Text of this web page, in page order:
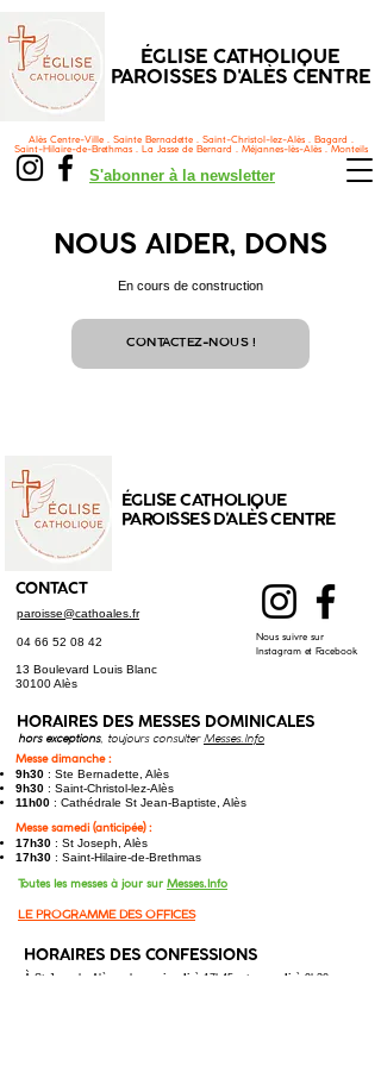
ÉGLISE CATHOLIQUE
PAROISSES D'ALÈS CENTRE
S'abonner à la newsletter
Alès Centre-Ville . Sainte Bernadette . Saint-Christol-lez-Alès . Bagard .
Saint-Hilaire-de-Brethmas . La Jasse de Bernard . Méjannes-lès-Alès . Monteils
NOUS AIDER, DONS
En cours de construction
CONTACTEZ-NOUS !
ÉGLISE CATHOLIQUE
PAROISSES D'ALÈS CENTRE
CONTACT
paroisse@cathoales.fr
04 66 52 08 42
Nous suivre sur
Instagram et Facebook
13 Boulevard Louis Blanc
30100 Alès
HORAIRES DES MESSES DOMINICALES
hors exceptions, toujours consulter Messes.Info
Messe dimanche :
9h30 : Ste Bernadette, Alès
9h30 : Saint-Christol-lez-Alès
11h00 : Cathédrale St Jean-Baptiste, Alès
Messe samedi (anticipée) :
17h30 : St Joseph, Alès
17h30 : Saint-Hilaire-de-Brethmas​
Toutes les messes à jour sur Messes.Info
LE PROGRAMME DES OFFICES
HORAIRES DES CONFESSIONS
À St Joseph, Alès : chaque jeudi à 17h45, et samedi à 9h30